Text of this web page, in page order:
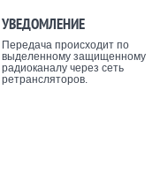
УВЕДОМЛЕНИЕ
Передача происходит по
выделенному защищенному
радиоканалу через сеть
ретрансляторов.